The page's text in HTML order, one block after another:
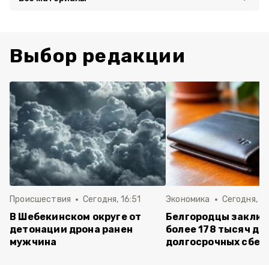
Выбор редакции
Происшествия Сегодня, 16:51
В Шебекинском округе от
детонации дрона ранен
мужчина
Экономика Сегодня,
Белгородцы
более 178 тысяч
долгосрочных